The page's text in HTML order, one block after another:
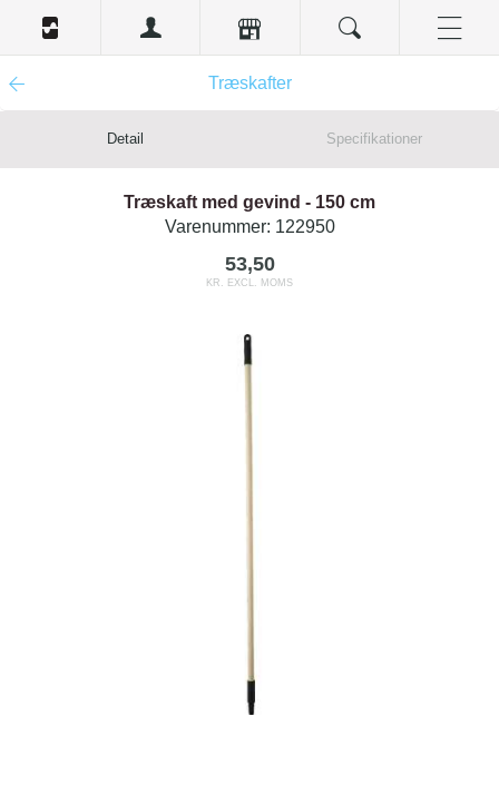
Træskafter
Detail Specifikationer
Træskaft med gevind - 150 cm
Varenummer: 122950
53,50
KR. EXCL. MOMS